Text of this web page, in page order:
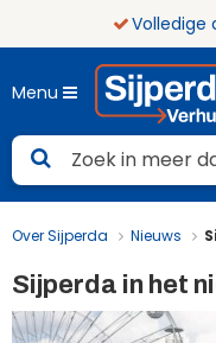
Volledige
Menu
Over Sijperda Nieuws
Sijperda in het